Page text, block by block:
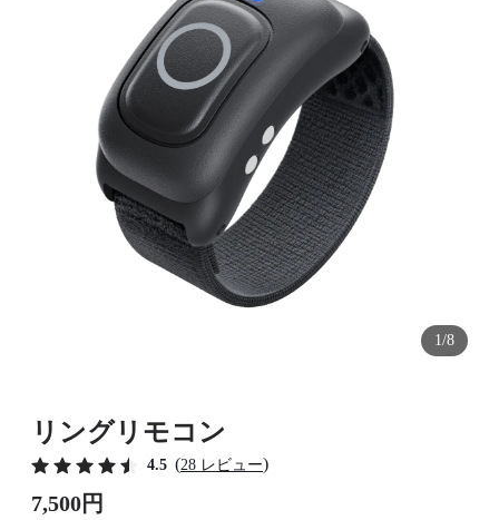
1/8
リングリモコン
4.5 (28 レビュー)
7,500円